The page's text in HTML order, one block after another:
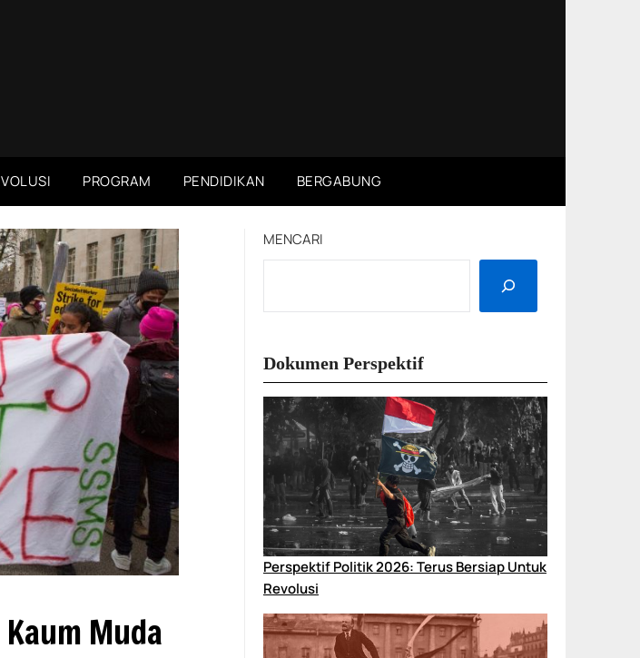
PROGRAM PENDIDIKAN BERGABUNG
Muda
MENCARI
Dokumen Perspektif
Perspektif Politik 2026: Terus Bersiap Untuk
Revolusi